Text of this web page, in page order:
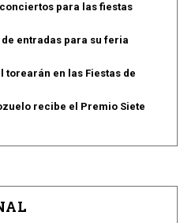
para las fiestas
entradas para su feria
torearán en las Fiestas de
recibe el Premio Siete